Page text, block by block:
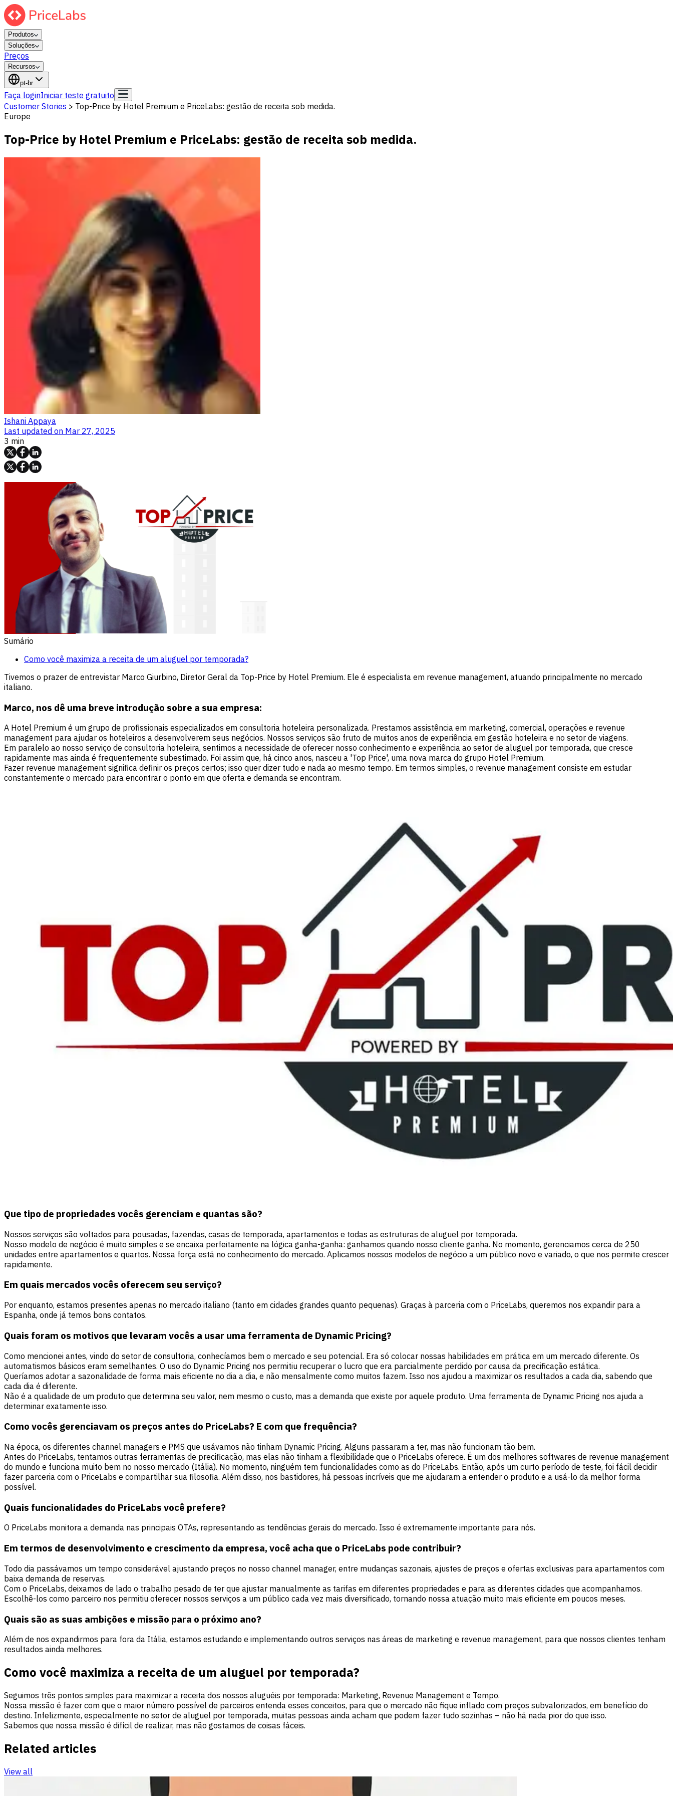
Produtos
Soluções
Preços
Recursos
pt-br
Faça loginIniciar teste gratuito
Customer Stories > Top-Price by Hotel Premium e PriceLabs: gestão de receita sob medida.
Europe
Top-Price by Hotel Premium e PriceLabs: gestão de receita sob medida.
Ishani Appaya
Last updated on Mar 27, 2025
3 min
Sumário
Como você maximiza a receita de um aluguel por temporada?
Tivemos o prazer de entrevistar Marco Giurbino, Diretor Geral da Top-Price by Hotel Premium. Ele é especialista em revenue management, atuando principalmente no mercado
italiano.
Marco, nos dê uma breve introdução sobre a sua empresa:
A Hotel Premium é um grupo de profissionais especializados em consultoria hoteleira personalizada. Prestamos assistência em marketing, comercial, operações e revenue
management para ajudar os hoteleiros a desenvolverem seus negócios. Nossos serviços são fruto de muitos anos de experiência em gestão hoteleira e no setor de viagens.
Em paralelo ao nosso serviço de consultoria hoteleira, sentimos a necessidade de oferecer nosso conhecimento e experiência ao setor de aluguel por temporada, que cresce
rapidamente mas ainda é frequentemente subestimado. Foi assim que, há cinco anos, nasceu a 'Top Price', uma nova marca do grupo Hotel Premium.
Fazer revenue management significa definir os preços certos; isso quer dizer tudo e nada ao mesmo tempo. Em termos simples, o revenue management consiste em estudar
constantemente o mercado para encontrar o ponto em que oferta e demanda se encontram.
Que tipo de propriedades vocês gerenciam e quantas são?
Nossos serviços são voltados para pousadas, fazendas, casas de temporada, apartamentos e todas as estruturas de aluguel por temporada.
Nosso modelo de negócio é muito simples e se encaixa perfeitamente na lógica ganha-ganha: ganhamos quando nosso cliente ganha. No momento, gerenciamos cerca de 250
unidades entre apartamentos e quartos. Nossa força está no conhecimento do mercado. Aplicamos nossos modelos de negócio a um público novo e variado, o que nos permite crescer
rapidamente.
Em quais mercados vocês oferecem seu serviço?
Por enquanto, estamos presentes apenas no mercado italiano (tanto em cidades grandes quanto pequenas). Graças à parceria com o PriceLabs, queremos nos expandir para a
Espanha, onde já temos bons contatos.
Quais foram os motivos que levaram vocês a usar uma ferramenta de Dynamic Pricing?
Como mencionei antes, vindo do setor de consultoria, conhecíamos bem o mercado e seu potencial. Era só colocar nossas habilidades em prática em um mercado diferente. Os
automatismos básicos eram semelhantes. O uso do Dynamic Pricing nos permitiu recuperar o lucro que era parcialmente perdido por causa da precificação estática.
Queríamos adotar a sazonalidade de forma mais eficiente no dia a dia, e não mensalmente como muitos fazem. Isso nos ajudou a maximizar os resultados a cada dia, sabendo que
cada dia é diferente.
Não é a qualidade de um produto que determina seu valor, nem mesmo o custo, mas a demanda que existe por aquele produto. Uma ferramenta de Dynamic Pricing nos ajuda a
determinar exatamente isso.
Como vocês gerenciavam os preços antes do PriceLabs? E com que frequência?
Na época, os diferentes channel managers e PMS que usávamos não tinham Dynamic Pricing. Alguns passaram a ter, mas não funcionam tão bem.
Antes do PriceLabs, tentamos outras ferramentas de precificação, mas elas não tinham a flexibilidade que o PriceLabs oferece. É um dos melhores softwares de revenue management
do mundo e funciona muito bem no nosso mercado (Itália). No momento, ninguém tem funcionalidades como as do PriceLabs. Então, após um curto período de teste, foi fácil decidir
fazer parceria com o PriceLabs e compartilhar sua filosofia. Além disso, nos bastidores, há pessoas incríveis que me ajudaram a entender o produto e a usá-lo da melhor forma
possível.
Quais funcionalidades do PriceLabs você prefere?
O PriceLabs monitora a demanda nas principais OTAs, representando as tendências gerais do mercado. Isso é extremamente importante para nós.
Em termos de desenvolvimento e crescimento da empresa, você acha que o PriceLabs pode contribuir?
Todo dia passávamos um tempo considerável ajustando preços no nosso channel manager, entre mudanças sazonais, ajustes de preços e ofertas exclusivas para apartamentos com
baixa demanda de reservas.
Com o PriceLabs, deixamos de lado o trabalho pesado de ter que ajustar manualmente as tarifas em diferentes propriedades e para as diferentes cidades que acompanhamos.
Escolhê-los como parceiro nos permitiu oferecer nossos serviços a um público cada vez mais diversificado, tornando nossa atuação muito mais eficiente em poucos meses.
Quais são as suas ambições e missão para o próximo ano?
Além de nos expandirmos para fora da Itália, estamos estudando e implementando outros serviços nas áreas de marketing e revenue management, para que nossos clientes tenham
resultados ainda melhores.
Como você maximiza a receita de um aluguel por temporada?
Seguimos três pontos simples para maximizar a receita dos nossos aluguéis por temporada: Marketing, Revenue Management e Tempo.
Nossa missão é fazer com que o maior número possível de parceiros entenda esses conceitos, para que o mercado não fique inflado com preços subvalorizados, em benefício do
destino. Infelizmente, especialmente no setor de aluguel por temporada, muitas pessoas ainda acham que podem fazer tudo sozinhas – não há nada pior do que isso.
Sabemos que nossa missão é difícil de realizar, mas não gostamos de coisas fáceis.
Related articles
View all